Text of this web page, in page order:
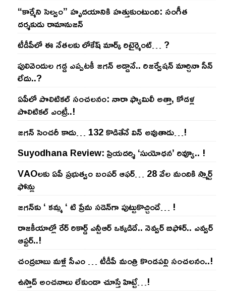
“కార్మేని సెల్వం” హృదయానికి హత్తుకుంటుంది: సంగీత
దర్శకుడు రామానుజన్
టీడీపీలో ఈ నేత‌ల‌కు లోకేష్ మార్క్ రిటైర్మెంట్‌… ?
పులివెందుల గ‌డ్డ ఎప్ప‌ట‌కీ జ‌గ‌న్ అడ్డానే.. రిజ‌ర్వేష‌న్ మార్చినా సీన్
లేదు..?
ఏపీలో పొలిటిక‌ల్ సంచ‌ల‌నం: నారా ఫ్యామిలీ అత్తా, కోడ‌ళ్ల
పొలిటికల్ ఎంట్రీ..!
జ‌గ‌న్ సెంచ‌రీ కాదు… 132 కొడితేనే విన్ అవుతాడు…!
Suyodhana Review: ప్రియదర్శి ‘సుయోధన’ రివ్యూ.. !
VAOల‌కు ఏపీ ప్ర‌భుత్వం బంప‌ర్ ఆఫ‌ర్‌… 28 వేల మందికి స్మార్ట్
ఫోన్లు
జ‌గ‌న్‌కు ‘ క‌మ్మ ‘ టి ప్రేమ స‌డెన్‌గా పుట్టుకొచ్చిందే… !
రాజ‌కీయాల్లో రేర్ రికార్డ్ ఎన్టీఆర్ ఒక్క‌డిదే.. నెవ్వ‌ర్ బిఫోర్‌.. ఎవ్వ‌ర్
ఆఫ్ట‌ర్‌..!
చంద్ర‌బాబు మ‌ళ్లీ సీఎం … టీడీపీ మంత్రి కొండ‌ప‌ల్లి సంచ‌ల‌నం..!
ఉస్తాద్ అంచ‌నాలు లేకుండా చూస్తే హిట్టే…!